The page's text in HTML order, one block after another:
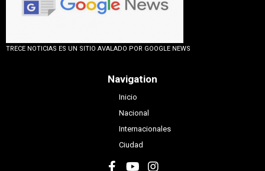
TRECE NOTICIAS ES UN SITIO AVALADO POR GOOGLE NEWS
Navigation
Inicio
Nacional
Internacionales
Ciudad